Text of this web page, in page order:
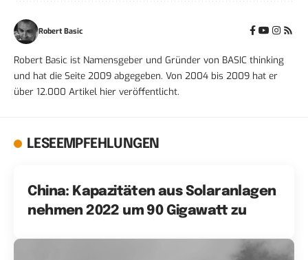
Robert Basic
Robert Basic ist Namensgeber und Gründer von BASIC thinking
und hat die Seite 2009 abgegeben. Von 2004 bis 2009 hat er
über 12.000 Artikel hier veröffentlicht.
LESEEMPFEHLUNGEN
China: Kapazitäten aus Solaranlagen
nehmen 2022 um 90 Gigawatt zu